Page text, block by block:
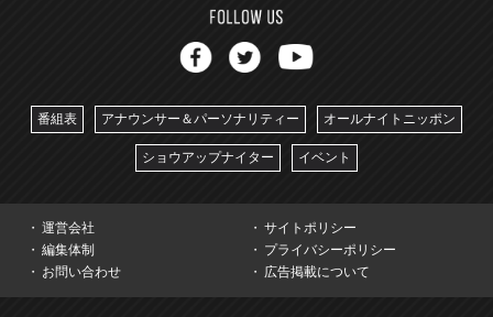
番組表 アナウンサー＆パーソナリティー オールナイトニッポン
ショウアップナイター イベント
運営会社
サイトポリシー
編集体制
プライバシーポリシー
お問い合わせ
広告掲載について